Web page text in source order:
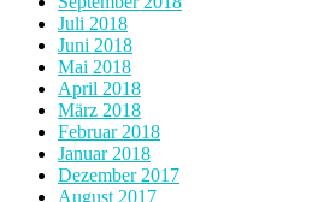
Juli 2018
Juni 2018
Mai 2018
April 2018
März 2018
Februar 2018
Januar 2018
Dezember 2017
August 2017